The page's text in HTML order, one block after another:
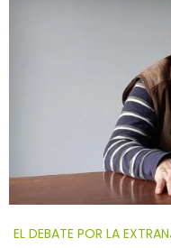
EL DEBATE POR LA